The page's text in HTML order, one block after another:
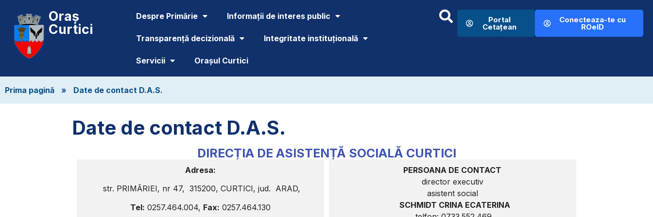
Oraș
Curtici
Despre Primărie Informații de interes public
Transparență decizională Integritate instituțională
Servicii Orașul Curtici
Portal
Cetațean
Conecteaza-te cu
ROeID
Prima pagină » Date de contact D.A.S.
Date de contact D.A.S.
DIRECȚIA DE ASISTENȚĂ SOCIALĂ CURTICI
Adresa:
str. PRIMĂRIEI, nr 47, 315200, CURTICI, jud. ARAD,
Tel: 0257.464.004, Fax: 0257.464.130
PERSOANA DE CONTACT
director executiv
asistent social
SCHMIDT CRINA ECATERINA